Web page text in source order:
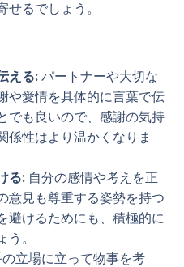
るでしょう。
える: パートナーや大切な
や愛情を具体的に言葉で伝
でも良いので、感謝の気持
係性はより温かくなりま
る: 自分の感情や考えを正
意見も尊重する姿勢を持つ
避けるためにも、積極的に
。
立場に立って物事を考